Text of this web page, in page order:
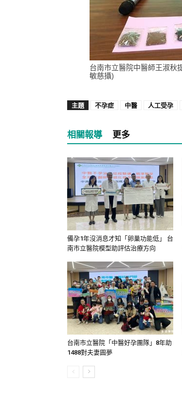
台南市立醫院中醫師王淑秋
敏慈攝)
主題 不孕症 中醫 人工受孕
相關報導 更多
備孕1年沒消息才知「卵巢功能低」 台
南市立醫院模型助評估治療方向
台南市立醫院「中醫好孕團隊」8年助
1488對夫妻圓夢